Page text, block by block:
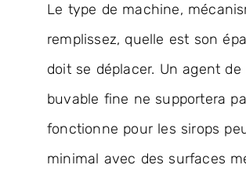
Le type de machine,
remplissez, quelle est son
doit se déplacer. Un agent
buvable fine ne supportera
fonctionne pour les sirops
minimal avec des surfaces